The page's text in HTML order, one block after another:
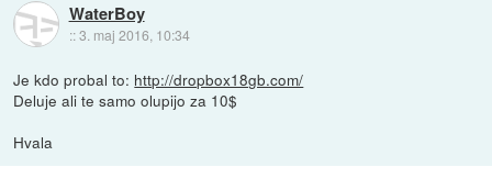
WaterBoy
::3. maj 2016, 10:34
Je kdo probal to: http://dropbox18gb.com/
Deluje ali te samo olupijo za 10$
Hvala